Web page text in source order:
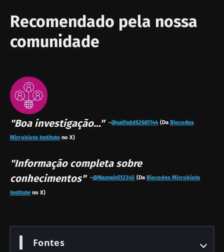
Recomendado pela nossa
comunidade
"Boa investigação..." -@saifudd62661144 (Da Biocodex
Microbiota Institute no X)
"Informação completa sobre
conhecimentos" -@Naznain512345 (Da Biocodex Microbiota
Institute no X)
Fontes
independente?